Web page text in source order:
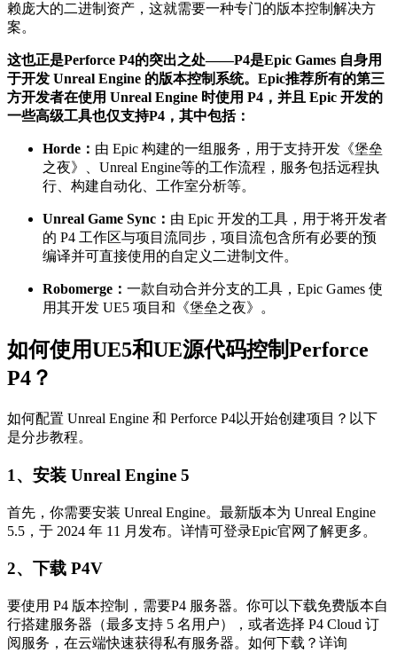
赖庞大的二进制资产，这就需要一种专门的版本控制解决方
案。
这也正是Perforce P4的突出之处——P4是Epic Games 自身用
于开发 Unreal Engine 的版本控制系统。Epic推荐所有的第三
方开发者在使用 Unreal Engine 时使用 P4，并且 Epic 开发的
一些高级工具也仅支持P4，其中包括：
Horde： 由 Epic 构建的一组服务，用于支持开发《堡垒
之夜》、Unreal Engine等的工作流程，服务包括远程执
行、构建自动化、工作室分析等。
Unreal Game Sync： 由 Epic 开发的工具，用于将开发者
的 P4 工作区与项目流同步，项目流包含所有必要的预
编译并可直接使用的自定义二进制文件。
Robomerge： 一款自动合并分支的工具，Epic Games 使
用其开发 UE5 项目和《堡垒之夜》。
如何使用UE5和UE源代码控制Perforce
P4？
如何配置 Unreal Engine 和 Perforce P4以开始创建项目？以下
是分步教程。
1、安装 Unreal Engine 5
首先，你需要安装 Unreal Engine。最新版本为 Unreal Engine
5.5，于 2024 年 11 月发布。详情可登录Epic官网了解更多。
2、下载 P4V
要使用 P4 版本控制，需要P4 服务器。你可以下载免费版本自
行搭建服务器（最多支持 5 名用户），或者选择 P4 Cloud 订
阅服务，在云端快速获得私有服务器。如何下载？详询